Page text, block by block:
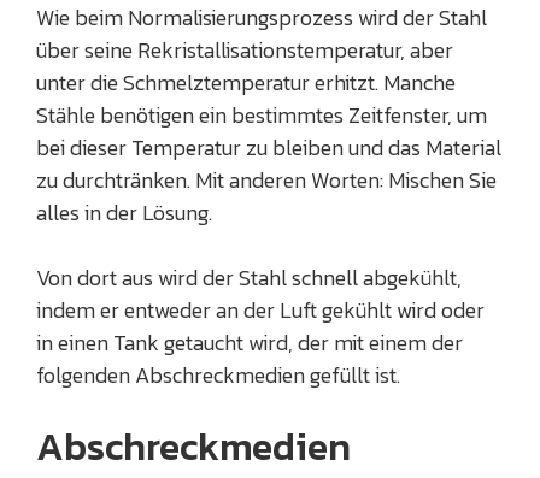
Wie beim Normalisierungsprozess wird der Stahl
über seine Rekristallisationstemperatur, aber
unter die Schmelztemperatur erhitzt. Manche
Stähle benötigen ein bestimmtes Zeitfenster, um
bei dieser Temperatur zu bleiben und das Material
zu durchtränken. Mit anderen Worten: Mischen Sie
alles in der Lösung.
Von dort aus wird der Stahl schnell abgekühlt,
indem er entweder an der Luft gekühlt wird oder
in einen Tank getaucht wird, der mit einem der
folgenden Abschreckmedien gefüllt ist.
Abschreckmedien